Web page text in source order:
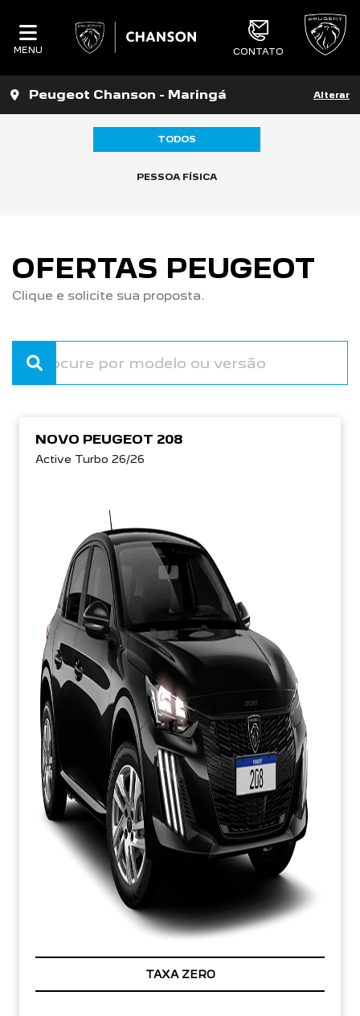
MENU CONTATO
Peugeot Chanson - Maringá Alterar
TODOS
PESSOA FÍSICA
OFERTAS PEUGEOT
Clique e solicite sua proposta.
NOVO PEUGEOT 208
Active Turbo 26/26
TAXA ZERO